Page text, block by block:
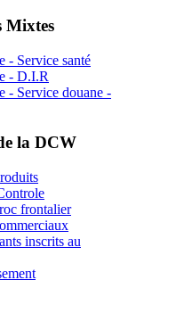
Mixtes
- Service santé
- D.I.R
- Service douane -
la DCW
frontalier
inscrits au